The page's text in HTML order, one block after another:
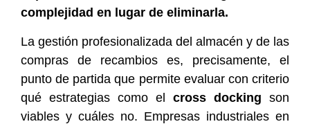
complejidad en lugar de eliminarla.
La gestión profesionalizada del almacén y de las
compras de recambios es, precisamente, el
punto de partida que permite evaluar con criterio
qué estrategias como el cross docking son
viables y cuáles no. Empresas industriales en